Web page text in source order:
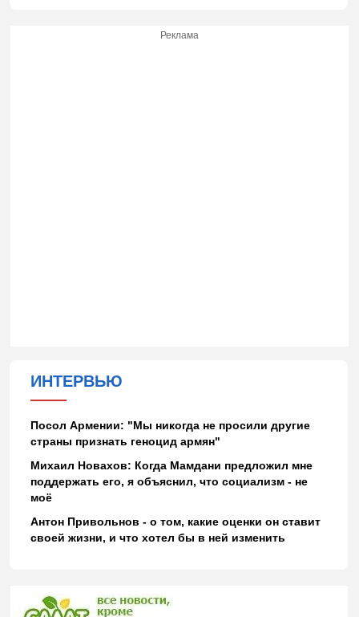
Реклама
ИНТЕРВЬЮ
Посол Армении: "Мы никогда не просили другие
страны признать геноцид армян"
Михаил Новахов: Когда Мамдани предложил мне
поддержать его, я объяснил, что социализм - не
моё
Антон Привольнов - о том, какие оценки он ставит
своей жизни, и что хотел бы в ней изменить